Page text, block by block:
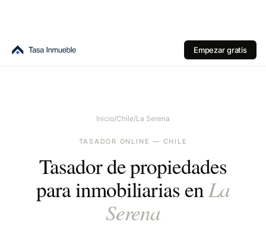
Empezar gratis
Inicio/Chile/La Serena
TASADOR ONLINE — CHILE
Tasador de propiedades
para inmobiliarias enLa
Serena